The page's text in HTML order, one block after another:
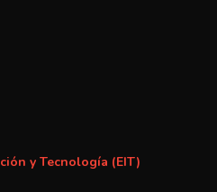
y Tecnología (EIT)